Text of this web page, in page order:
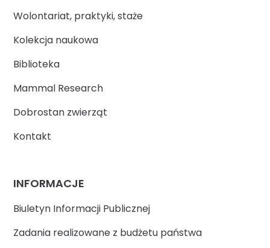
Wolontariat, praktyki, staże
Kolekcja naukowa
Biblioteka
Mammal Research
Dobrostan zwierząt
Kontakt
INFORMACJE
Biuletyn Informacji Publicznej
Zadania realizowane z budżetu państwa